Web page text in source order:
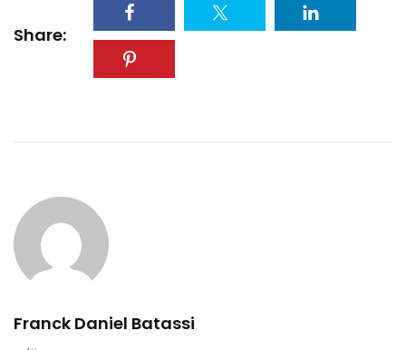
Share:
Franck Daniel Batassi